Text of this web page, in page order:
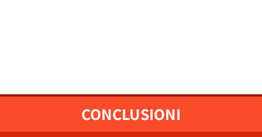
CONCLUSIONI